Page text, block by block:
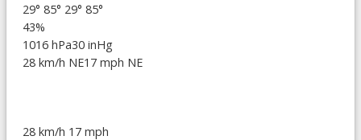
29° 85° 29° 85°
43%
1016 hPa30 inHg
28 km/h NE17 mph NE
28 km/h 17 mph